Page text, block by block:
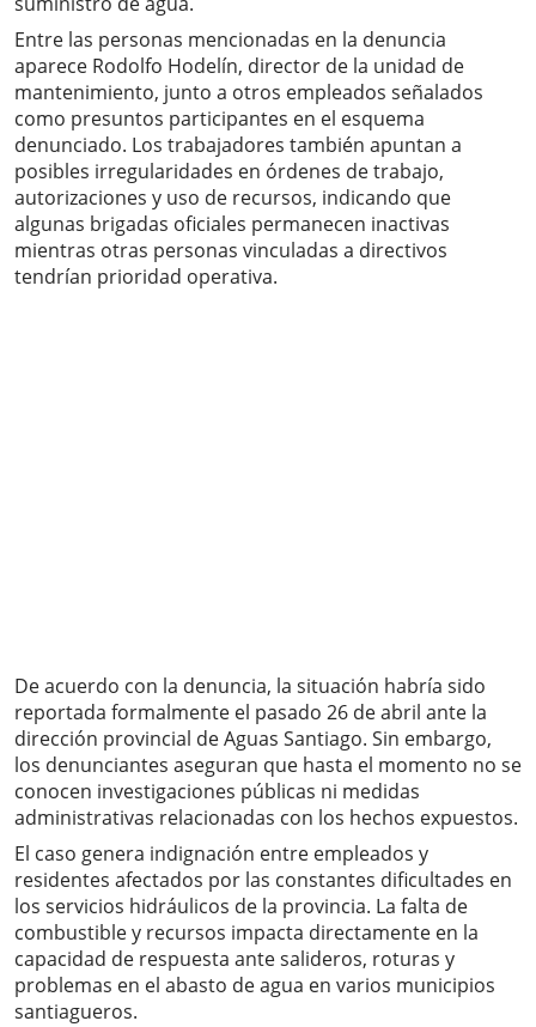
Entre las personas mencionadas en la denuncia
aparece Rodolfo Hodelín, director de la unidad de
mantenimiento, junto a otros empleados señalados
como presuntos participantes en el esquema
denunciado. Los trabajadores también apuntan a
posibles irregularidades en órdenes de trabajo,
autorizaciones y uso de recursos, indicando que
algunas brigadas oficiales permanecen inactivas
mientras otras personas vinculadas a directivos
tendrían prioridad operativa.
De acuerdo con la denuncia, la situación habría sido
reportada formalmente el pasado 26 de abril ante la
dirección provincial de Aguas Santiago. Sin embargo,
los denunciantes aseguran que hasta el momento no se
conocen investigaciones públicas ni medidas
administrativas relacionadas con los hechos expuestos.
El caso genera indignación entre empleados y
residentes afectados por las constantes dificultades en
los servicios hidráulicos de la provincia. La falta de
combustible y recursos impacta directamente en la
capacidad de respuesta ante salideros, roturas y
problemas en el abasto de agua en varios municipios
santiagueros.